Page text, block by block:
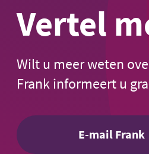
Vertel
Wilt u meer weten
Frank informeert u
E-mail Frank